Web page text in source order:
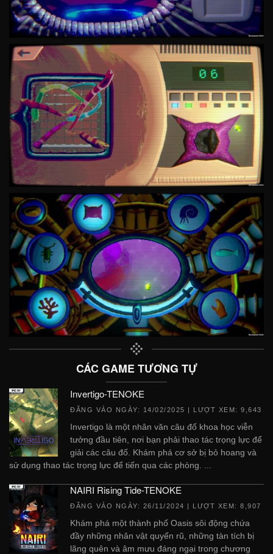
CÁC GAME TƯƠNG TỰ
Invertigo-TENOKE
ĐĂNG VÀO NGÀY: 14/02/2025 | LƯỢT XEM: 9,643
Invertigo là một nhân văn câu đố khoa học viễn
tưởng đầu tiên, nơi bạn phải thao tác trọng lực để
giải các câu đố. Khám phá cơ sở bị bỏ hoang và
sử dụng thao tác trọng lực để tiến qua các phòng. ...
NAIRI Rising Tide-TENOKE
ĐĂNG VÀO NGÀY: 26/11/2024 | LƯỢT XEM: 8,907
Khám phá một thành phố Oasis sôi động chứa
đầy những nhân vật quyến rũ, những tàn tích bị
lãng quên và âm mưu đáng ngại trong chương